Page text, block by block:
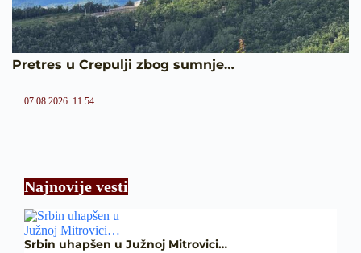
Pretres u Crepulji zbog sumnje…
07.08.2026. 11:54
Najnovije vesti
Srbin uhapšen u Južnoj Mitrovici…